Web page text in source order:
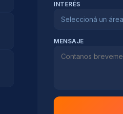
INTERÉS
Seleccioná un área
MENSAJE